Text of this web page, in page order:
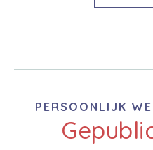
PERSOONLIJK